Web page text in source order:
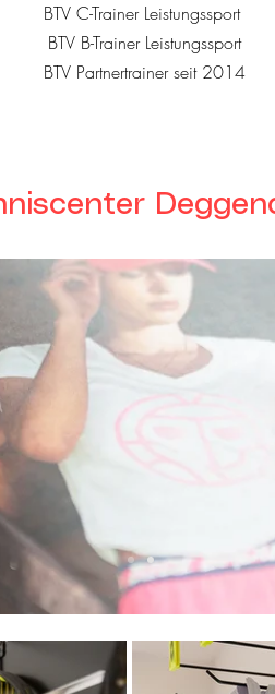
BTV C-Trainer Leistungssport
BTV B-Trainer Leistungssport
BTV Partnertrainer seit 2014